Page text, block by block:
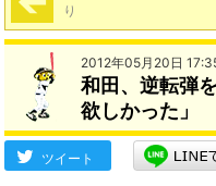
り
2012年05月20日
和田、逆転弾
欲しかった」
ツイート